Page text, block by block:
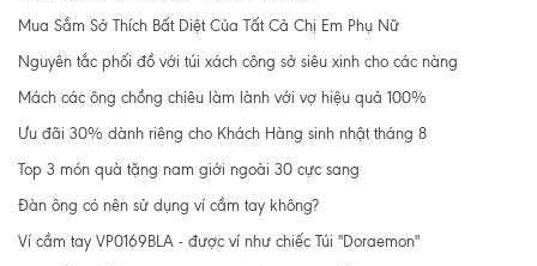
Mua Sắm Sở Thích Bất Diệt Của Tất Cả Chị Em Phụ Nữ
Nguyên tắc phối đồ với túi xách công sở siêu xinh cho các nàng
Mách các ông chồng chiêu làm lành với vợ hiệu quả 100%
Ưu đãi 30% dành riêng cho Khách Hàng sinh nhật tháng 8
Top 3 món quà tặng nam giới ngoài 30 cực sang
Đàn ông có nên sử dụng ví cầm tay không?
Ví cầm tay VP0169BLA - được ví như chiếc Túi "Doraemon"